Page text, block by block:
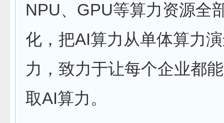
NPU、GPU等算力资源全
化，把AI算力从单体算力
力，致力于让每个企业都
取AI算力。